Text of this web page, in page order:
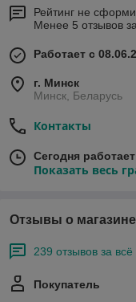
Рейтинг не
Менее 5 отзывов
Работает с
г. Минск
Минск, Беларусь
Контакты
Сегодня
Показать весь
Отзывы о магазине
239 отзывов за
Покупатель